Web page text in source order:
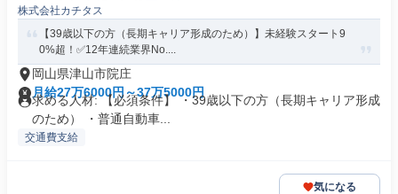
株式会社カチタス
【39歳以下の方（長期キャリア形成のため）】未経験スタート9
0%超！✅12年連続業界No....
岡山県津山市院庄
月給27万6000円～37万5000円
求める人材: 【必須条件】 ・39歳以下の方（長期キャリア形成
のため） ・普通自動車...
交通費支給
気になる